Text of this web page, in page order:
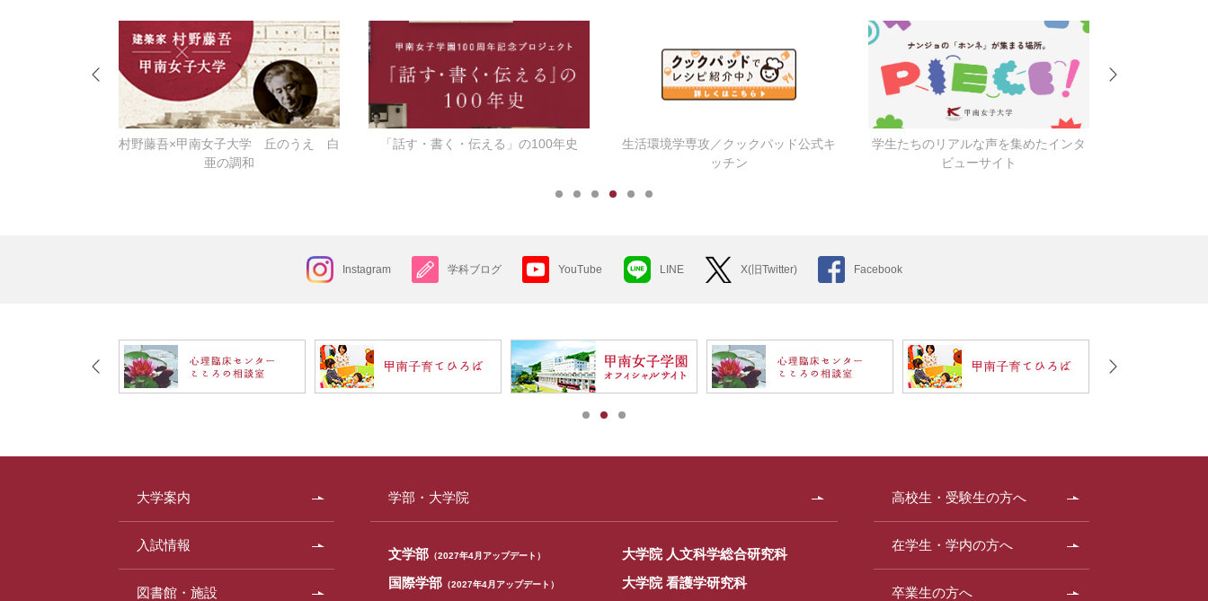
村野藤吾×甲南女子大学 丘のうえ 白
亜の調和
「話す・書く・伝える」の100年史
生活環境学専攻／クックパッド公式キ
ッチン
学生たちのリアルな声を集めたインタ
ビューサイト
Instagram 学科ブログ YouTube LINE X(旧Twitter) Facebook
大学案内
入試情報
図書館・施設
学部・大学院
文学部 （2027年4月アップデート）
国際学部 （2027年4月アップデート）
大学院 人文科学総合研究科
大学院 看護学研究科
高校生・受験生の方へ
在学生・学内の方へ
卒業生の方へ